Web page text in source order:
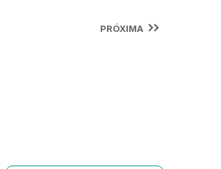
PRÓXIMA